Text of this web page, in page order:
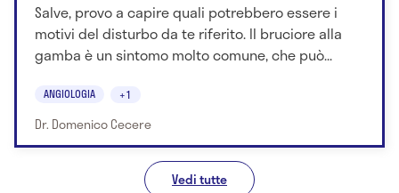
Salve, provo a capire quali potrebbero essere i
motivi del disturbo da te riferito. Il bruciore alla
gamba è un sintomo molto comune, che può...
ANGIOLOGIA +1
Dr. Domenico Cecere
Vedi tutte